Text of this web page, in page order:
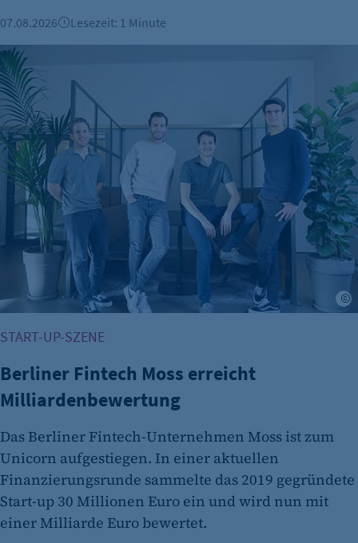
07.08.2026 Lesezeit: 1 Minute
Berliner Fintech Moss erreicht Milliardenbewertung
START-UP-SZENE
Berliner Fintech Moss erreicht
Milliardenbewertung
Das Berliner Fintech-Unternehmen Moss ist zum
Unicorn aufgestiegen. In einer aktuellen
Finanzierungsrunde sammelte das 2019 gegründete
Start-up 30 Millionen Euro ein und wird nun mit
einer Milliarde Euro bewertet.